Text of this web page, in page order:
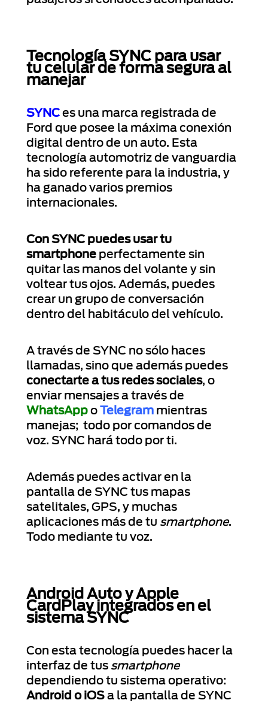
Tecnología SYNC para usar
tu celular de forma segura al
manejar
SYNCes una marca registrada de
Ford que posee la máxima conexión
digital dentro de un auto. Esta
tecnología automotriz de vanguardia
ha sido referente para la industria, y
ha ganado varios premios
internacionales.
Con SYNC puedes usar tu
smartphoneperfectamente sin
quitar las manos del volante y sin
voltear tus ojos. Además, puedes
crear un grupo de conversación
dentro del habitáculo del vehículo.
A través de SYNC no sólo haces
llamadas, sino que además puedes
conectarte a tus redes sociales, o
enviar mensajes a través de
WhatsAppo Telegrammientras
manejas; todo por comandos de
voz. SYNC hará todo por ti.
Además puedes activar en la
pantalla de SYNC tus mapas
satelitales, GPS, y muchas
aplicaciones más de tu smartphone.
Todo mediante tu voz.
Android Auto y Apple
CardPlay integrados en el
sistema SYNC
Con esta tecnología puedes hacer la
interfaz de tus smartphone
dependiendo tu sistema operativo:
Android o iOSa la pantalla de SYNC